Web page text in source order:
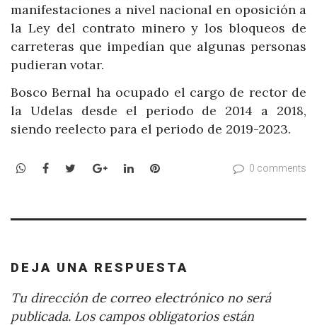
manifestaciones a nivel nacional en oposición a
la Ley del contrato minero y los bloqueos de
carreteras que impedían que algunas personas
pudieran votar.
Bosco Bernal ha ocupado el cargo de rector de
la Udelas desde el periodo de 2014 a 2018,
siendo reelecto para el periodo de 2019-2023.
WhatsApp
Facebook
TwitterGoogle+LinkedInPinterest 0 comments
DEJA UNA RESPUESTA
Tu dirección de correo electrónico no será
publicada. Los campos obligatorios están